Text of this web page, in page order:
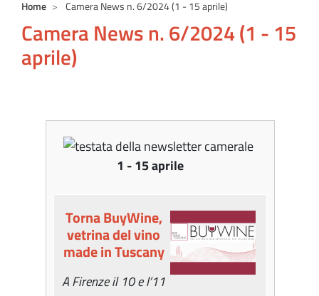
Home Camera News n. 6/2024 (1 - 15 aprile)
Camera News n. 6/2024 (1 - 15
aprile)
1 - 15 aprile
Torna BuyWine,
vetrina del vino
made in Tuscany
A Firenze il 10 e l’11